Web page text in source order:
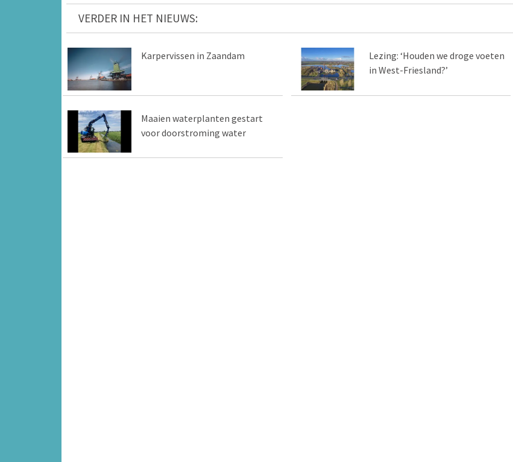
VERDER IN HET NIEUWS:
Karpervissen in Zaandam
Lezing: ‘Houden we droge voeten
in West-Friesland?’
Maaien waterplanten gestart
voor doorstroming water